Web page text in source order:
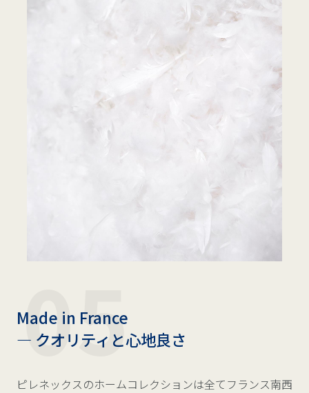
Made in France
― クオリティと心地良さ
ピレネックスのホームコレクションは全てフランス南西